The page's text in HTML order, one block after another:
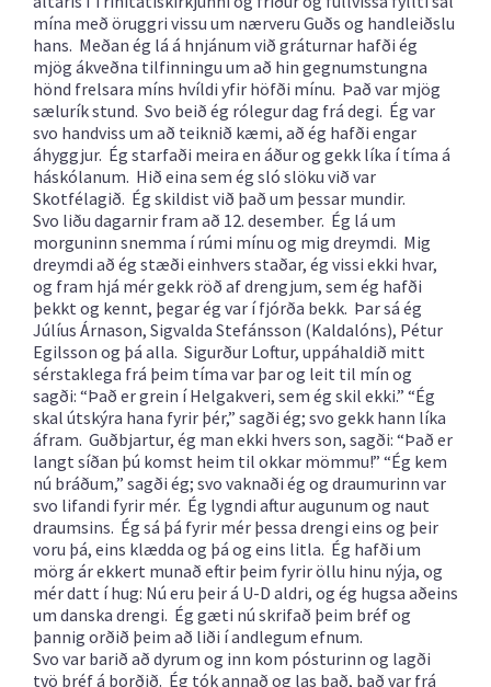
mína með öruggri vissu um nærveru Guðs og handleiðslu
hans. Meðan ég lá á hnjánum við gráturnar hafði ég
mjög ákveðna tilfinningu um að hin gegnumstungna
hönd frelsara míns hvíldi yfir höfði mínu. Það var mjög
sælurík stund. Svo beið ég rólegur dag frá degi. Ég var
svo handviss um að teiknið kæmi, að ég hafði engar
áhyggjur. Ég starfaði meira en áður og gekk líka í tíma á
háskólanum. Hið eina sem ég sló slöku við var
Skotfélagið. Ég skildist við það um þessar mundir.
Svo liðu dagarnir fram að 12. desember. Ég lá um
morguninn snemma í rúmi mínu og mig dreymdi. Mig
dreymdi að ég stæði einhvers staðar, ég vissi ekki hvar,
og fram hjá mér gekk röð af drengjum, sem ég hafði
þekkt og kennt, þegar ég var í fjórða bekk. Þar sá ég
Júlíus Árnason, Sigvalda Stefánsson (Kaldalóns), Pétur
Egilsson og þá alla. Sigurður Loftur, uppáhaldið mitt
sérstaklega frá þeim tíma var þar og leit til mín og
sagði: “Það er grein í Helgakveri, sem ég skil ekki.” “Ég
skal útskýra hana fyrir þér,” sagði ég; svo gekk hann líka
áfram. Guðbjartur, ég man ekki hvers son, sagði: “Það er
langt síðan þú komst heim til okkar mömmu!” “Ég kem
nú bráðum,” sagði ég; svo vaknaði ég og draumurinn var
svo lifandi fyrir mér. Ég lygndi aftur augunum og naut
draumsins. Ég sá þá fyrir mér þessa drengi eins og þeir
voru þá, eins klædda og þá og eins litla. Ég hafði um
mörg ár ekkert munað eftir þeim fyrir öllu hinu nýja, og
mér datt í hug: Nú eru þeir á U-D aldri, og ég hugsa aðeins
um danska drengi. Ég gæti nú skrifað þeim bréf og
þannig orðið þeim að liði í andlegum efnum.
Svo var barið að dyrum og inn kom pósturinn og lagði
tvö bréf á borðið. Ég tók annað og las það, það var frá